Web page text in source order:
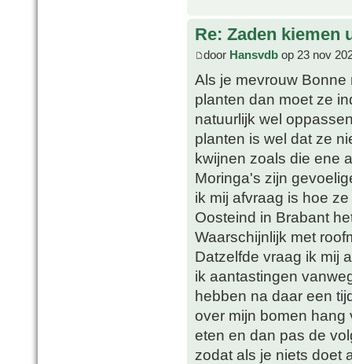
Re: Zaden kiemen
door Hansvdb op 23 nov
Als je mevrouw
planten dan moet ze
natuurlijk wel
planten is wel dat ze
kwijnen zoals die ene
Moringa's zijn
ik mij afvraag is hoe
Oosteind in Brabant
Waarschijnlijk met
Datzelfde vraag ik mij
ik aantastingen
hebben na daar een
over mijn bomen
eten en dan pas de
zodat als je niets doet